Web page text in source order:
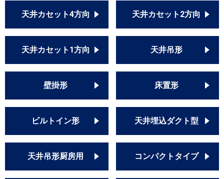
天井カセット4方向 天井カセット2方向
天井カセット1方向 天井吊形
壁掛形 床置形
ビルトイン形 天井埋込ダクト型
天井吊形厨房用 コンパクトタイプ